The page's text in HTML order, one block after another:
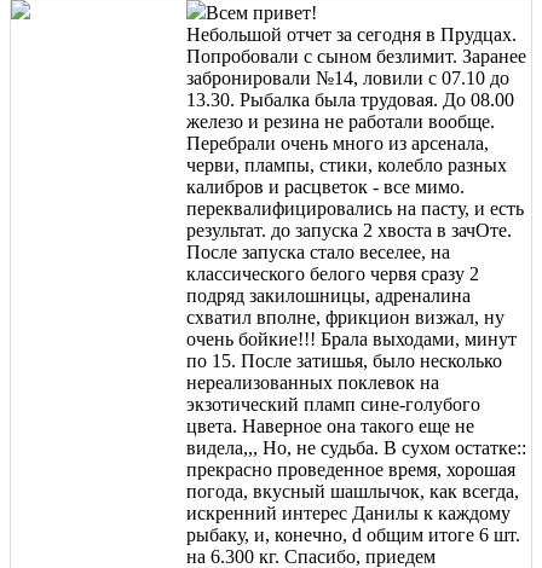
Всем привет!
Небольшой отчет за сегодня в Прудцах.
Попробовали с сыном безлимит. Заранее
забронировали №14, ловили с 07.10 до
13.30. Рыбалка была трудовая. До 08.00
железо и резина не работали вообще.
Перебрали очень много из арсенала,
черви, плампы, стики, колебло разных
калибров и расцветок - все мимо.
переквалифицировались на пасту, и есть
результат. до запуска 2 хвоста в зачОте.
После запуска стало веселее, на
классического белого червя сразу 2
подряд закилошницы, адреналина
схватил вполне, фрикцион визжал, ну
очень бойкие!!! Брала выходами, минут
по 15. После затишья, было несколько
нереализованных поклевок на
экзотический пламп сине-голубого
цвета. Наверное она такого еще не
видела,,, Но, не судьба. В сухом остатке::
прекрасно проведенное время, хорошая
погода, вкусный шашлычок, как всегда,
искренний интерес Данилы к каждому
рыбаку, и, конечно, d общим итоге 6 шт.
на 6.300 кг. Спасибо, приедем